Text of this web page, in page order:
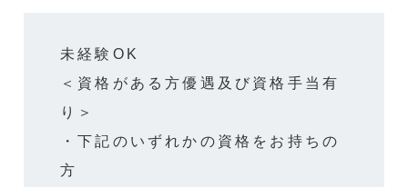
未経験OK
＜資格がある方優遇及び資格手当有
り＞
・下記のいずれかの資格をお持ちの
方